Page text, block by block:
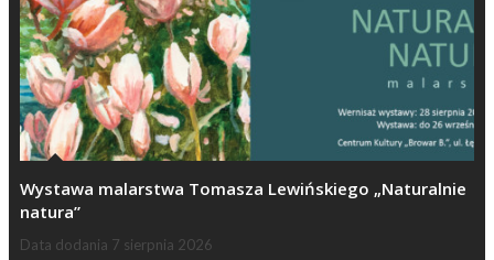
Wystawa malarstwa Tomasza Lewińskiego „Naturalnie
natura”
Data dodania 7 sierpnia 2026